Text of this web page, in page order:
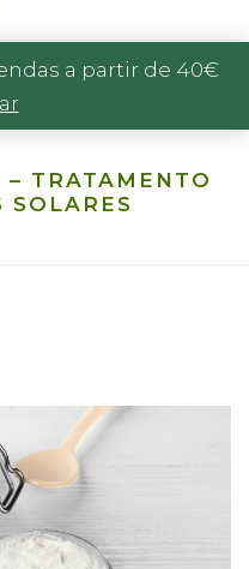
a partir de 40€
– TRATAMENTO
SOLARES